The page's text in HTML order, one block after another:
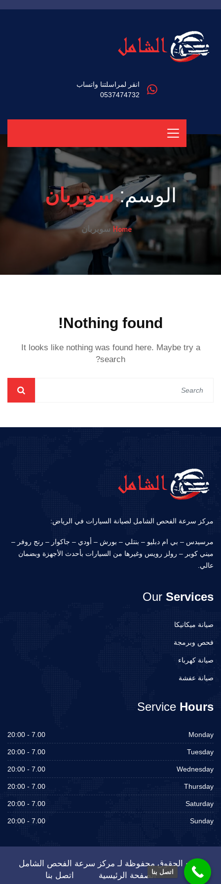
انقر لمراسلتنا واتساب
0537474732
الوسم:سوبربان
Home سوبربان
Nothing found!
It looks like nothing was found here. Maybe try a
search?
مركز سرعة الفحص الشامل لصيانة السيارات في الرياض:
مرسيدس – بي ام دبليو – بنتلي – بورش – أودي – جاكوار – رنج روفر –
ميني كوبر – رولز رويس وغيرها من السيارات بأحدث الأجهزة وبضمان
عالي.
Our Services
صيانة ميكانيكا
فحص وبرمجة
صيانة كهرباء
صيانة عفشة
Service Hours
Monday
7.00 - 20:00
Tuesday
7.00 - 20:00
Wednesday
7.00 - 20:00
Thursday
7.00 - 20:00
Saturday
7.00 - 20:00
Sunday
7.00 - 20:00
جميع الحقوق محفوظة لـ مركز سرعة الفحص الشامل
الصفحة الرئيسية
اتصل بنا اتصل بنا